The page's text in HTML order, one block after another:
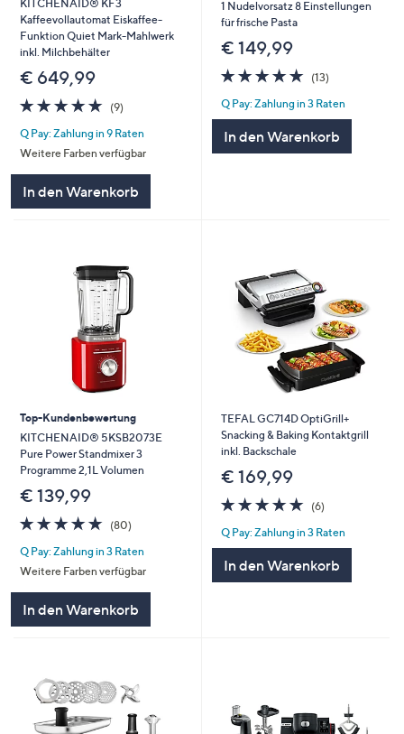
KITCHENAID® KF3
Kaffeevollautomat Eiskaffee-
Funktion Quiet Mark-Mahlwerk
inkl. Milchbehälter
€ 649,99
4.9
von
5
(9)
Q Pay: Zahlung in 9 Raten
Weitere Farben verfügbar
In den Warenkorb
1 Nudelvorsatz 8 Einstellungen
für frische Pasta
€ 149,99
4.8
von
5
(13)
Q Pay: Zahlung in 3 Raten
In den Warenkorb
Top-Kundenbewertung
KITCHENAID® 5KSB2073E
Pure Power Standmixer 3
Programme 2,1L Volumen
€ 139,99
4.8
von
5
(80)
Q Pay: Zahlung in 3 Raten
Weitere Farben verfügbar
In den Warenkorb
TEFAL GC714D OptiGrill+
Snacking & Baking Kontaktgrill
inkl. Backschale
€ 169,99
4.8
von
5
(6)
Q Pay: Zahlung in 3 Raten
In den Warenkorb